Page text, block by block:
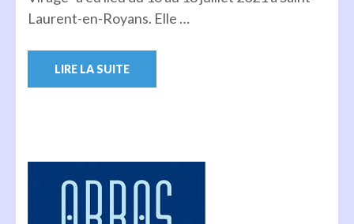
Laurent-en-Royans. Elle …
LIRE LA SUITE